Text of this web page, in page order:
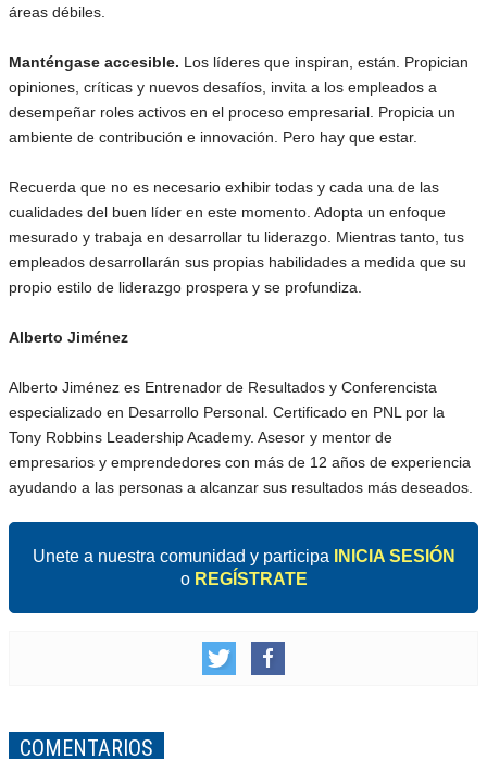
áreas débiles.
Manténgase accesible. Los líderes que inspiran, están. Propician
opiniones, críticas y nuevos desafíos, invita a los empleados a
desempeñar roles activos en el proceso empresarial. Propicia un
ambiente de contribución e innovación. Pero hay que estar.
Recuerda que no es necesario exhibir todas y cada una de las
cualidades del buen líder en este momento. Adopta un enfoque
mesurado y trabaja en desarrollar tu liderazgo. Mientras tanto, tus
empleados desarrollarán sus propias habilidades a medida que su
propio estilo de liderazgo prospera y se profundiza.
Alberto Jiménez
Alberto Jiménez es Entrenador de Resultados y Conferencista
especializado en Desarrollo Personal. Certificado en PNL por la
Tony Robbins Leadership Academy. Asesor y mentor de
empresarios y emprendedores con más de 12 años de experiencia
ayudando a las personas a alcanzar sus resultados más deseados.
Unete a nuestra comunidad y participa
INICIA SESIÓN
o REGÍSTRATE
COMENTARIOS